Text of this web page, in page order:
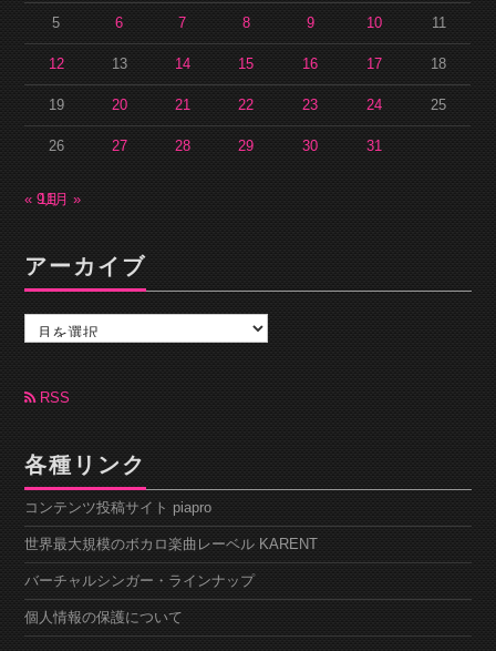
5 6 7 8 9 10 11
12 13 14 15 16 17 18
19 20 21 22 23 24 25
26 27 28 29 30 31
« 9月
11月 »
アーカイブ
カ
ブ RSS
各種リンク
コンテンツ投稿サイト piapro
世界最大規模のボカロ楽曲レーベル KARENT
バーチャルシンガー・ラインナップ
個人情報の保護について